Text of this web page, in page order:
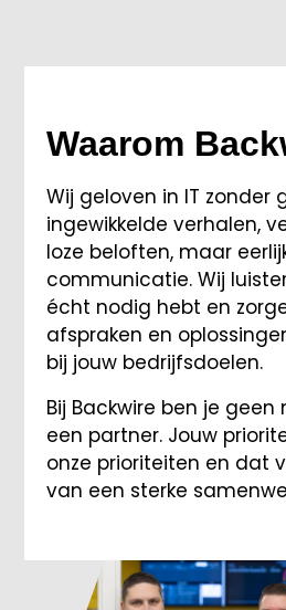
Waarom
Wij geloven in IT zonder
ingewikkelde verhalen,
loze beloften, maar
communicatie. Wij
écht nodig hebt en
afspraken en
bij jouw bedrijfsdoelen.
Bij Backwire ben je
een partner. Jouw
onze prioriteiten en dat
van een sterke